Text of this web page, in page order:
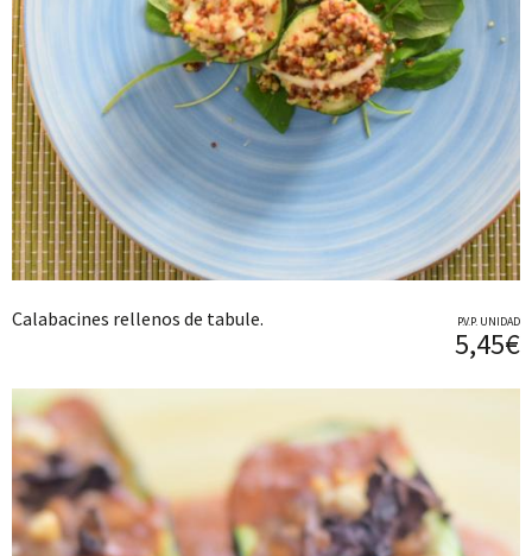
Calabacines rellenos de tabule. P.V.P. UNIDAD
5,45€